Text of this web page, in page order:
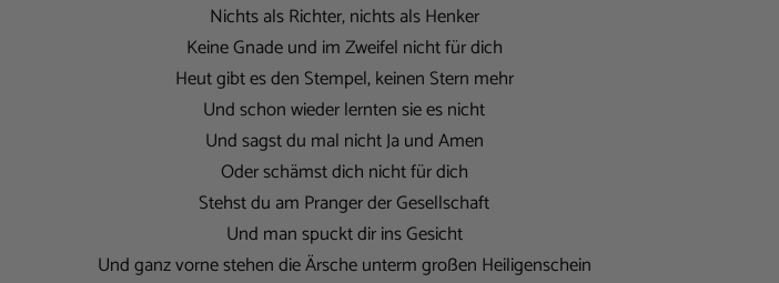
Nichts als Richter, nichts als Henker
Keine Gnade und im Zweifel nicht für dich
Heut gibt es den Stempel, keinen Stern mehr
Und schon wieder lernten sie es nicht
Und sagst du mal nicht Ja und Amen
Oder schämst dich nicht für dich
Stehst du am Pranger der Gesellschaft
Und man spuckt dir ins Gesicht
Und ganz vorne stehen die Ärsche unterm großen Heiligenschein